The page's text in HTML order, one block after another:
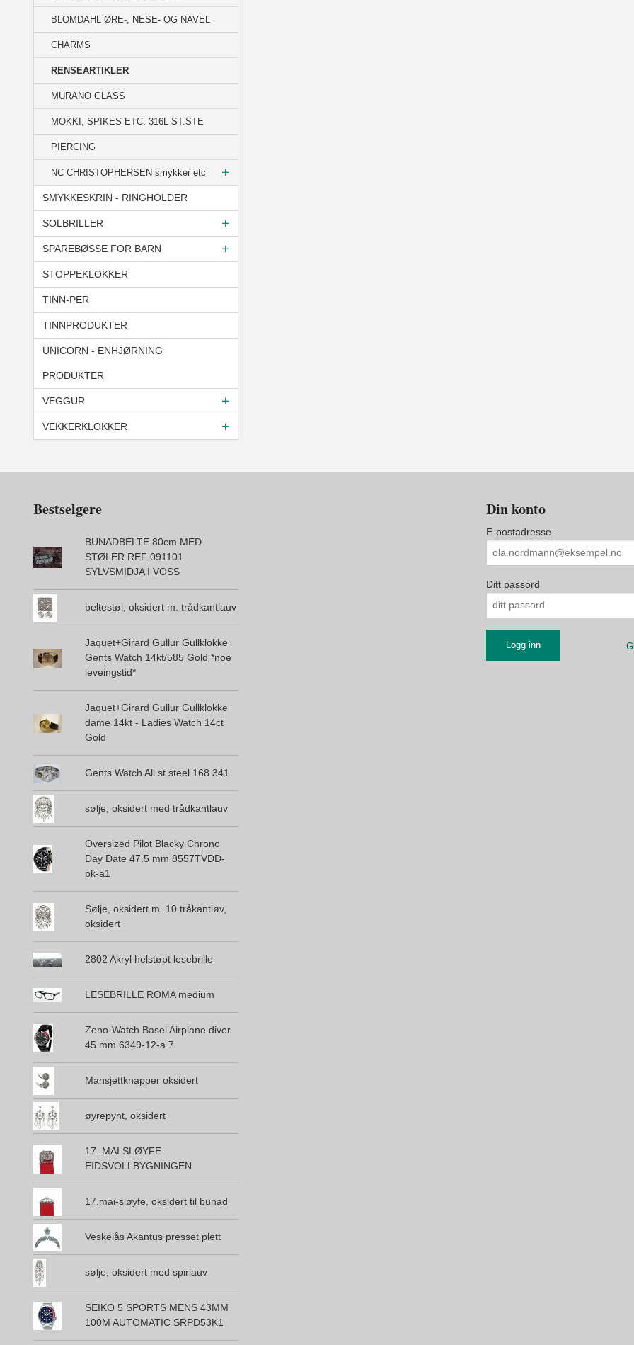
BLOMDAHL ØRE-, NESE- OG NAVEL
CHARMS
RENSEARTIKLER
MURANO GLASS
MOKKI, SPIKES ETC. 316L ST.STE
PIERCING
NC CHRISTOPHERSEN smykker etc
SMYKKESKRIN - RINGHOLDER
SOLBRILLER
SPAREBØSSE FOR BARN
STOPPEKLOKKER
TINN-PER
TINNPRODUKTER
UNICORN - ENHJØRNING
PRODUKTER
VEGGUR
VEKKERKLOKKER
Bestselgere
BUNADBELTE 80cm MED
STØLER REF 091101
SYLVSMIDJA I VOSS
beltestøl, oksidert m. trådkantlauv
Jaquet+Girard Gullur Gullklokke
Gents Watch 14kt/585 Gold *noe
leveingstid*
Jaquet+Girard Gullur Gullklokke
dame 14kt - Ladies Watch 14ct
Gold
Gents Watch All st.steel 168.341
sølje, oksidert med trådkantlauv
Oversized Pilot Blacky Chrono
Day Date 47.5 mm 8557TVDD-
bk-a1
Sølje, oksidert m. 10 tråkantløv,
oksidert
2802 Akryl helstøpt lesebrille
LESEBRILLE ROMA medium
Zeno-Watch Basel Airplane diver
45 mm 6349-12-a 7
Mansjettknapper oksidert
øyrepynt, oksidert
17. MAI SLØYFE
EIDSVOLLBYGNINGEN
17.mai-sløyfe, oksidert til bunad
Veskelås Akantus presset plett
sølje, oksidert med spirlauv
SEIKO 5 SPORTS MENS 43MM
100M AUTOMATIC SRPD53K1
Din konto
E-postadresse
Ditt passord